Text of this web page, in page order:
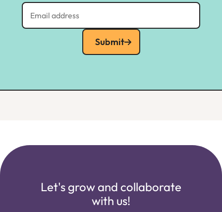
Submit
Let's grow and collaborate
with us!